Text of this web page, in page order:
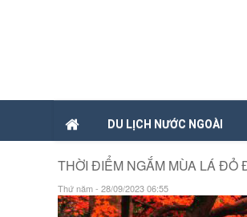
DU LỊCH NƯỚC NGOÀI
THỜI ĐIỂM NGẮM MÙA LÁ ĐỎ
Thứ năm - 28/09/2023 06:55